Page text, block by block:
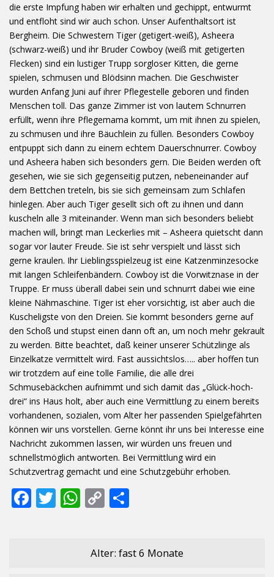
die erste Impfung haben wir erhalten und gechippt, entwurmt
und entfloht sind wir auch schon. Unser Aufenthaltsort ist
Bergheim. Die Schwestern Tiger (getigert-weiß), Asheera
(schwarz-weiß) und ihr Bruder Cowboy (weiß mit getigerten
Flecken) sind ein lustiger Trupp sorgloser Kitten, die gerne
spielen, schmusen und Blödsinn machen. Die Geschwister
wurden Anfang Juni auf ihrer Pflegestelle geboren und finden
Menschen toll. Das ganze Zimmer ist von lautem Schnurren
erfüllt, wenn ihre Pflegemama kommt, um mit ihnen zu spielen,
zu schmusen und ihre Bäuchlein zu füllen. Besonders Cowboy
entpuppt sich dann zu einem echtem Dauerschnurrer. Cowboy
und Asheera haben sich besonders gern. Die Beiden werden oft
gesehen, wie sie sich gegenseitig putzen, nebeneinander auf
dem Bettchen treteln, bis sie sich gemeinsam zum Schlafen
hinlegen. Aber auch Tiger gesellt sich oft zu ihnen und dann
kuscheln alle 3 miteinander. Wenn man sich besonders beliebt
machen will, bringt man Leckerlies mit – Asheera quietscht dann
sogar vor lauter Freude. Sie ist sehr verspielt und lässt sich
gerne kraulen. Ihr Lieblingsspielzeug ist eine Katzenminzesocke
mit langen Schleifenbändern. Cowboy ist die Vorwitznase in der
Truppe. Er muss überall dabei sein und schnurrt dabei wie eine
kleine Nähmaschine. Tiger ist eher vorsichtig, ist aber auch die
Kuscheligste von den Dreien. Sie kommt besonders gerne auf
den Schoß und stupst einen dann oft an, um noch mehr gekrault
zu werden. Bitte beachtet, daß keiner unserer Schützlinge als
Einzelkatze vermittelt wird. Fast aussichtslos….. aber hoffen tun
wir trotzdem auf eine tolle Familie, die alle drei
Schmusebäckchen aufnimmt und sich damit das „Glück-hoch-
drei“ ins Haus holt, aber auch eine Vermittlung zu einem bereits
vorhandenen, sozialen, vom Alter her passenden Spielgefährten
können wir uns vorstellen. Gerne könnt ihr uns bei Interesse eine
Nachricht zukommen lassen, wir würden uns freuen und
schnellstmöglich antworten. Bei Vermittlung wird ein
Schutzvertrag gemacht und eine Schutzgebühr erhoben.
F T W C
y n
Alter: fast 6 Monate